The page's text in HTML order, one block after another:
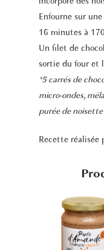
Enfourne sur
16 minutes à
Un filet de
sortie du four et
*5 carrés de
micro-ondes,
purée de
Recette réalisée